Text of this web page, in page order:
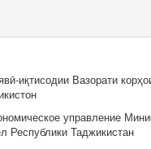
иқтисодии Вазорати
управление
Республики Таджикистан